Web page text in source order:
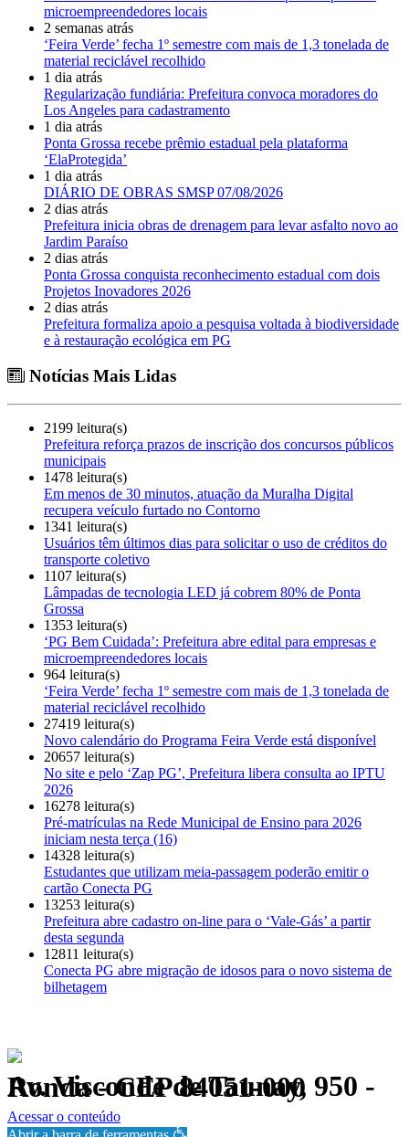
microempreendedores locais
2 semanas atrás
‘Feira Verde’ fecha 1º semestre com mais de 1,3 tonelada de
material reciclável recolhido
1 dia atrás
Regularização fundiária: Prefeitura convoca moradores do
Los Angeles para cadastramento
1 dia atrás
Ponta Grossa recebe prêmio estadual pela plataforma
‘ElaProtegida’
1 dia atrás
DIÁRIO DE OBRAS SMSP 07/08/2026
2 dias atrás
Prefeitura inicia obras de drenagem para levar asfalto novo ao
Jardim Paraíso
2 dias atrás
Ponta Grossa conquista reconhecimento estadual com dois
Projetos Inovadores 2026
2 dias atrás
Prefeitura formaliza apoio a pesquisa voltada à biodiversidade
e à restauração ecológica em PG
Notícias Mais Lidas
2199 leitura(s)
Prefeitura reforça prazos de inscrição dos concursos públicos
municipais
1478 leitura(s)
Em menos de 30 minutos, atuação da Muralha Digital
recupera veículo furtado no Contorno
1341 leitura(s)
Usuários têm últimos dias para solicitar o uso de créditos do
transporte coletivo
1107 leitura(s)
Lâmpadas de tecnologia LED já cobrem 80% de Ponta
Grossa
1353 leitura(s)
‘PG Bem Cuidada’: Prefeitura abre edital para empresas e
microempreendedores locais
964 leitura(s)
‘Feira Verde’ fecha 1º semestre com mais de 1,3 tonelada de
material reciclável recolhido
27419 leitura(s)
Novo calendário do Programa Feira Verde está disponível
20657 leitura(s)
No site e pelo ‘Zap PG’, Prefeitura libera consulta ao IPTU
2026
16278 leitura(s)
Pré-matrículas na Rede Municipal de Ensino para 2026
iniciam nesta terça (16)
14328 leitura(s)
Estudantes que utilizam meia-passagem poderão emitir o
cartão Conecta PG
13253 leitura(s)
Prefeitura abre cadastro on-line para o ‘Vale-Gás’ a partir
desta segunda
12811 leitura(s)
Conecta PG abre migração de idosos para o novo sistema de
bilhetagem
Av. Visconde de Taunay, 950 - Ronda - CEP 84051-000
Política de Privacidade.
Acessar o conteúdo